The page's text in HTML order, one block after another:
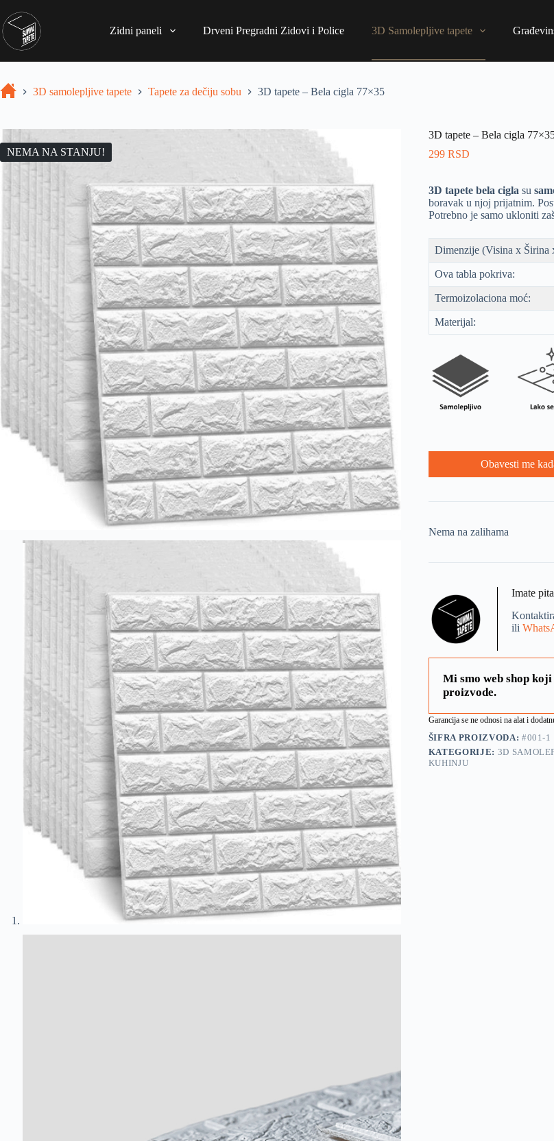
Zidni paneli Drveni Pregradni Zidovi i Police 3D Samolepljive tapete
3D samolepljive tapete Tapete za dečiju sobu 3D tapete – Bela cigla 77×35
NEMA NA STANJU!
3D tapete – Bela cigla
299 RSD
3D tapete bela cigla su
boravak u njoj prijatnim.
Potrebno je samo ukloniti
Dimenzije (Visina x Širina
Ova tabla pokriva:
Termoizolaciona moć:
Materijal:
Obavesti me
Nema na zalihama
Imate
ili
Mi smo web shop
proizvode.
Garancija se ne odnosi na alat i
ŠIFRA PROIZVODA: #001-1
KATEGORIJE: 3D
KUHINJU